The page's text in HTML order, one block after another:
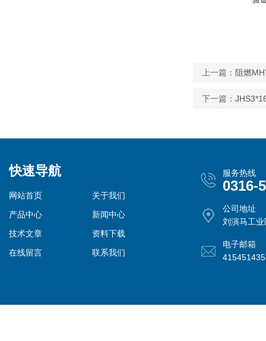
上一篇： 阻燃
下一篇：
快速导航
网站首页
关于我们
产品中心
新闻中心
技术文章
资料下载
在线留言
联系我们
服务热线
0316-
公司地址
刘演马工业
电子邮箱